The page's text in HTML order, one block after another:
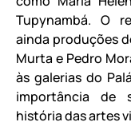
Tupynambá. O
ainda produções
Murta e Pedro
às galerias do
importância de
história das artes